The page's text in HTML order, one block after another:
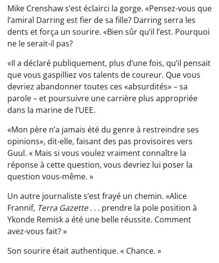
Mike Crenshaw s’est éclairci la gorge. «Pensez-vous que
l’amiral Darring est fier de sa fille? Darring serra les
dents et força un sourire. «Bien sûr qu’il l’est. Pourquoi
ne le serait-il pas?
«Il a déclaré publiquement, plus d’une fois, qu’il pensait
que vous gaspilliez vos talents de coureur. Que vous
devriez abandonner toutes ces «absurdités» – sa
parole – et poursuivre une carrière plus appropriée
dans la marine de l’UEE.
«Mon père n’a jamais été du genre à restreindre ses
opinions», dit-elle, faisant des pas provisoires vers
Guul. « Mais si vous voulez vraiment connaître la
réponse à cette question, vous devriez lui poser la
question vous-même. »
Un autre journaliste s’est frayé un chemin. «Alice
Frannif, Terra Gazette. . . prendre la pole position à
Ykonde Remisk a été une belle réussite. Comment
avez-vous fait? »
Son sourire était authentique. « Chance. »